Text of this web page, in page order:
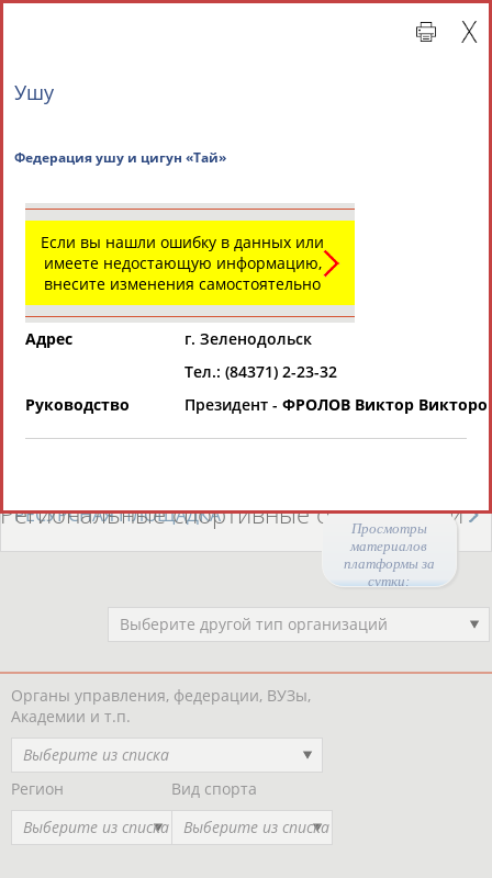
Просмотры
материалов
платформы за
сутки:
Главная » Региональные спортивные организации
СВОДНЫЕ ИНДЕКСЫ
ТАБЛО АКТИВНОСТИ
РЕСУРСНАЯ ПЛОЩАДКА
Региональные спортивные организации
Выберите другой тип организаций
Органы управления, федерации, ВУЗы,
Академии и т.п.
Выберите из списка
Регион
Выберите из списка
Вид спорта
Выберите из списка
Ушу
Федерация ушу и цигун «Тай»
Если вы нашли ошибку в данных или
имеете недостающую информацию,
внесите изменения самостоятельно
Адрес
г. Зеленодольск
Тел.: (84371) 2-23-32
Руководство
Президент - ФРОЛОВ Виктор